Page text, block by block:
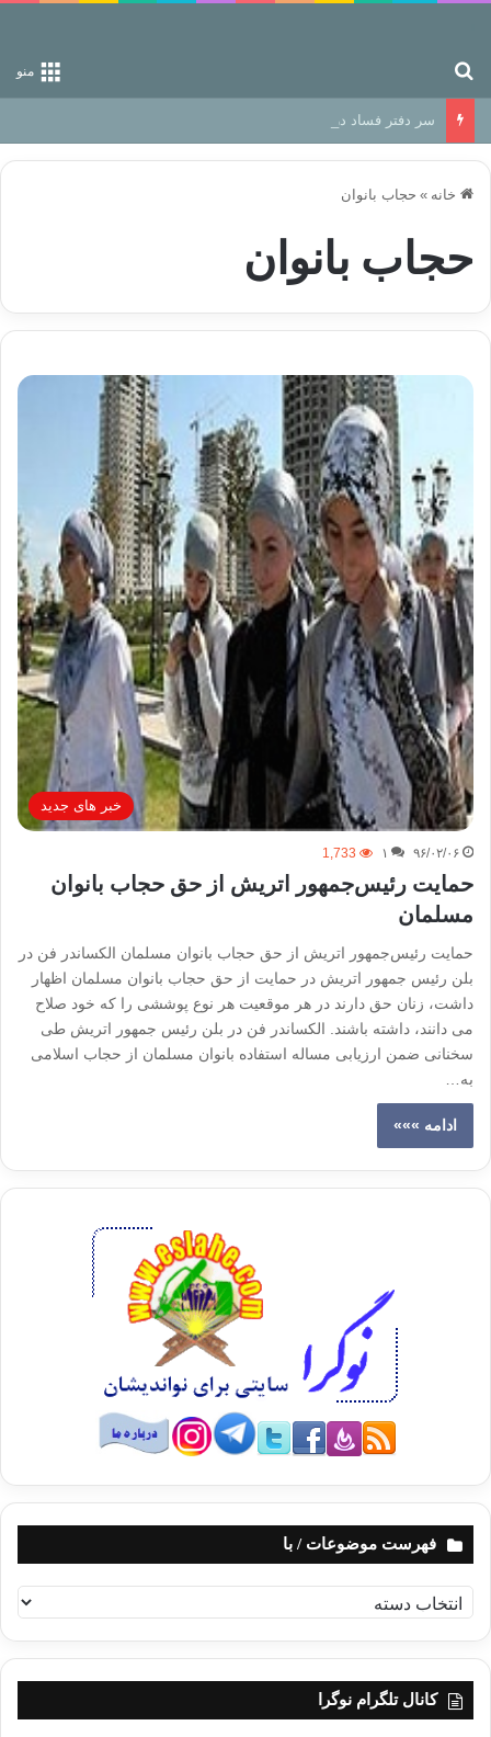
منو
سر دفتر فساد در زمین‌، دوری وکناره‌گیری از راه خداست‌!
خانه » حجاب بانوان
حجاب بانوان
خبر های جدید
۹۶/۰۲/۰۶ ۱ 1,733
حمایت رئیس‌جمهور اتریش از حق حجاب بانوان
مسلمان
حمایت رئیس‌جمهور اتریش از حق حجاب بانوان مسلمان الکساندر فن در
بلن رئیس جمهور اتریش در حمایت از حق حجاب بانوان مسلمان اظهار
داشت، زنان حق دارند در هر موقعیت هر نوع پوششی را که خود صلاح
می دانند، داشته باشند. الکساندر فن در بلن رئیس جمهور اتریش طی
سخنانی ضمن ارزیابی مساله استفاده بانوان مسلمان از حجاب اسلامی
به…
ادامه »»»
فهرست موضوعات / با
ه
ر
کانال تلگرام نوگرا